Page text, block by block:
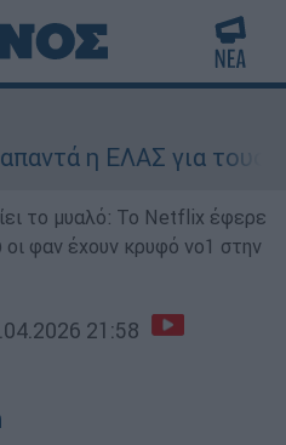
η ΕΛΑΣ για τους 8
το μυαλό: Το Netflix έφερε
φαν έχουν κρυφό νο1 στην
21:58